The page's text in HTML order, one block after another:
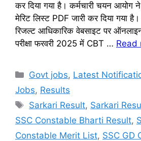
कर दिया गया है। कर्मचारी चयन आयोग
मेरिट लिस्ट PDF जारी कर दिया गया
रिजल्ट आधिकारिक वेबसाइट पर
परीक्षा फरवरी 2025 में CBT … Read
Categories
Govt jobs, Latest
Jobs, Results
Tags
Sarkari Result, Sarkari
SSC Constable Bharti Result,
Constable Merit List, SSC GD